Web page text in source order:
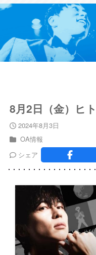
8月2日（金）ヒ
2024年8月3日
OA情報
シェア